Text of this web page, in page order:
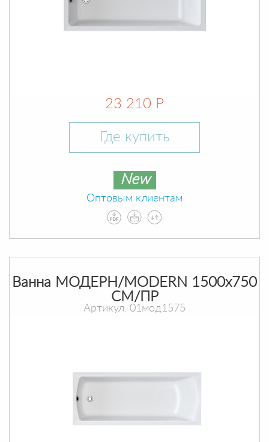
23 210 Р
Где купить
New
Оптовым клиентам
Ванна МОДЕРН/MODERN 1500х750
СМ/ПР
Артикул: 01мод1575